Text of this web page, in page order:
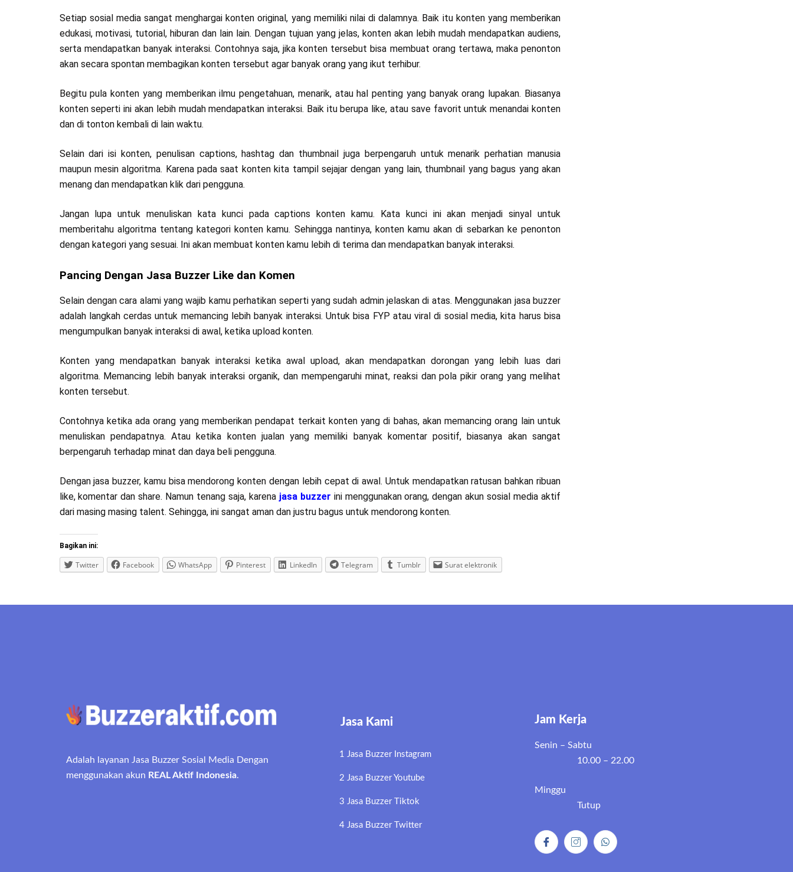
Setiap sosial media sangat menghargai konten original, yang memiliki nilai di dalamnya. Baik itu konten yang memberikan
edukasi, motivasi, tutorial, hiburan dan lain lain. Dengan tujuan yang jelas, konten akan lebih mudah mendapatkan audiens,
serta mendapatkan banyak interaksi. Contohnya saja, jika konten tersebut bisa membuat orang tertawa, maka penonton
akan secara spontan membagikan konten tersebut agar banyak orang yang ikut terhibur.
Begitu pula konten yang memberikan ilmu pengetahuan, menarik, atau hal penting yang banyak orang lupakan. Biasanya
konten seperti ini akan lebih mudah mendapatkan interaksi. Baik itu berupa like, atau save favorit untuk menandai konten
dan di tonton kembali di lain waktu.
Selain dari isi konten, penulisan captions, hashtag dan thumbnail juga berpengaruh untuk menarik perhatian manusia
maupun mesin algoritma. Karena pada saat konten kita tampil sejajar dengan yang lain, thumbnail yang bagus yang akan
menang dan mendapatkan klik dari pengguna.
Jangan lupa untuk menuliskan kata kunci pada captions konten kamu. Kata kunci ini akan menjadi sinyal untuk
memberitahu algoritma tentang kategori konten kamu. Sehingga nantinya, konten kamu akan di sebarkan ke penonton
dengan kategori yang sesuai. Ini akan membuat konten kamu lebih di terima dan mendapatkan banyak interaksi.
Pancing Dengan Jasa Buzzer Like dan Komen
Selain dengan cara alami yang wajib kamu perhatikan seperti yang sudah admin jelaskan di atas. Menggunakan jasa buzzer
adalah langkah cerdas untuk memancing lebih banyak interaksi. Untuk bisa FYP atau viral di sosial media, kita harus bisa
mengumpulkan banyak interaksi di awal, ketika upload konten.
Konten yang mendapatkan banyak interaksi ketika awal upload, akan mendapatkan dorongan yang lebih luas dari
algoritma. Memancing lebih banyak interaksi organik, dan mempengaruhi minat, reaksi dan pola pikir orang yang melihat
konten tersebut.
Contohnya ketika ada orang yang memberikan pendapat terkait konten yang di bahas, akan memancing orang lain untuk
menuliskan pendapatnya. Atau ketika konten jualan yang memiliki banyak komentar positif, biasanya akan sangat
berpengaruh terhadap minat dan daya beli pengguna.
Dengan jasa buzzer, kamu bisa mendorong konten dengan lebih cepat di awal. Untuk mendapatkan ratusan bahkan ribuan
like, komentar dan share. Namun tenang saja, karena jasa buzzer ini menggunakan orang, dengan akun sosial media aktif
dari masing masing talent. Sehingga, ini sangat aman dan justru bagus untuk mendorong konten.
Bagikan ini:
Twitter Facebook WhatsApp Pinterest LinkedIn Telegram Tumblr Surat elektronik
Adalah layanan Jasa Buzzer Sosial Media Dengan
menggunakan akun REAL Aktif Indonesia.
Jasa Kami
1 Jasa Buzzer Instagram
2 Jasa Buzzer Youtube
3 Jasa Buzzer Tiktok
4 Jasa Buzzer Twitter
Jam Kerja
Senin – Sabtu
10.00 – 22.00
Minggu
Tutup